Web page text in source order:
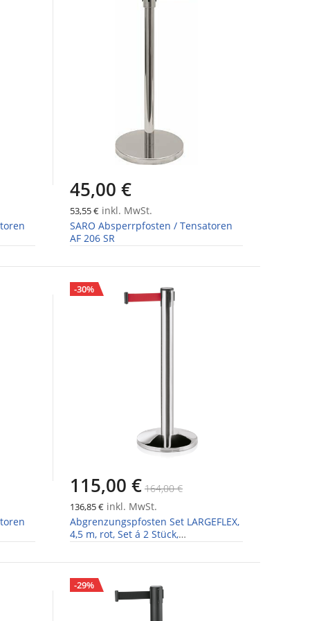
45,00 €
53,55 €inkl. MwSt.
SARO Absperrpfosten / Tensatoren
AF 206 SR
-30%
115,00 € 164,00 €
136,85 €inkl. MwSt.
Abgrenzungspfosten Set LARGEFLEX,
4,5 m, rot, Set á 2 Stück,
hochglanzpoliert, Edelstahl
-29%